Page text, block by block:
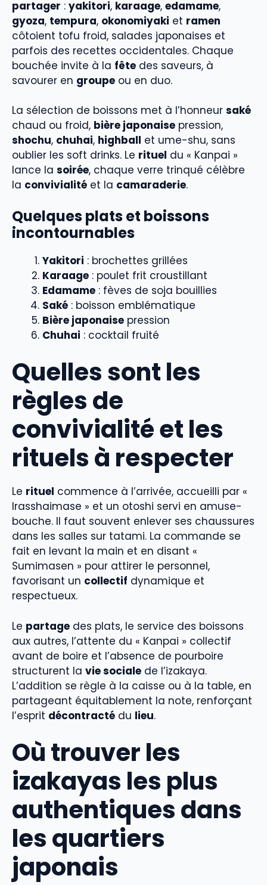
partager : yakitori, karaage, edamame,
gyoza, tempura, okonomiyaki et ramen
côtoient tofu froid, salades japonaises et
parfois des recettes occidentales. Chaque
bouchée invite à la fête des saveurs, à
savourer en groupe ou en duo.
La sélection de boissons met à l’honneur saké
chaud ou froid, bière japonaise pression,
shochu, chuhai, highball et ume-shu, sans
oublier les soft drinks. Le rituel du « Kanpai »
lance la soirée, chaque verre trinqué célèbre
la convivialité et la camaraderie.
Quelques plats et boissons
incontournables
Yakitori : brochettes grillées
Karaage : poulet frit croustillant
Edamame : fèves de soja bouillies
Saké : boisson emblématique
Bière japonaise pression
Chuhai : cocktail fruité
Quelles sont les
règles de
convivialité et les
rituels à respecter
Le rituel commence à l’arrivée, accueilli par «
Irasshaimase » et un otoshi servi en amuse-
bouche. Il faut souvent enlever ses chaussures
dans les salles sur tatami. La commande se
fait en levant la main et en disant «
Sumimasen » pour attirer le personnel,
favorisant un collectif dynamique et
respectueux.
Le partage des plats, le service des boissons
aux autres, l’attente du « Kanpai » collectif
avant de boire et l’absence de pourboire
structurent la vie sociale de l’izakaya.
L’addition se règle à la caisse ou à la table, en
partageant équitablement la note, renforçant
l’esprit décontracté du lieu.
Où trouver les
izakayas les plus
authentiques dans
les quartiers
japonais